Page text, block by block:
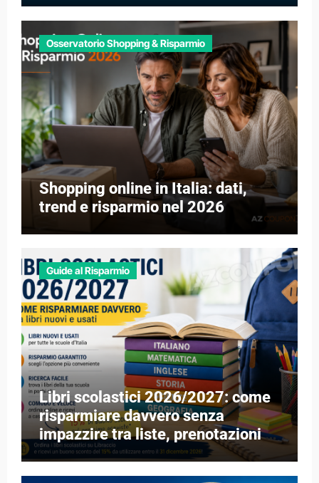
Osservatorio Shopping & Risparmio
Shopping online in Italia: dati,
trend e risparmio nel 2026
Guide al Risparmio
Libri scolastici 2026/2027: come
risparmiare davvero senza
impazzire tra liste, prenotazioni e
libri esauriti